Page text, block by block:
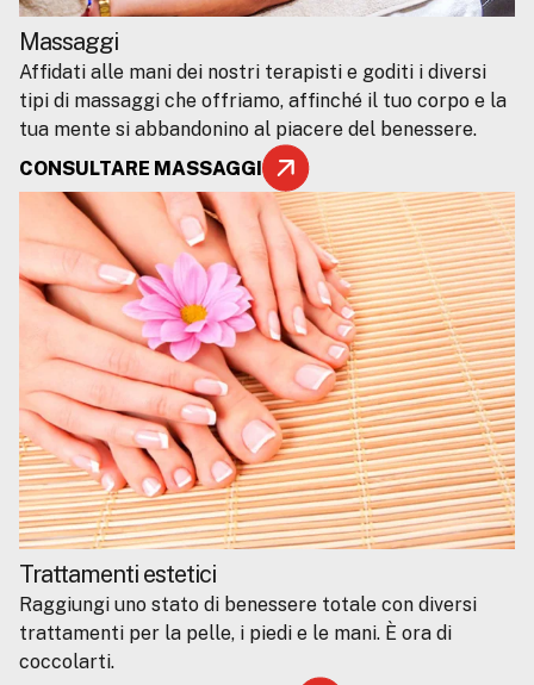
Massaggi
Affidati alle mani dei nostri terapisti e goditi i diversi
tipi di massaggi che offriamo, affinché il tuo corpo e la
tua mente si abbandonino al piacere del benessere.
CONSULTARE MASSAGGI
Trattamenti estetici
Raggiungi uno stato di benessere totale con diversi
trattamenti per la pelle, i piedi e le mani. È ora di
coccolarti.